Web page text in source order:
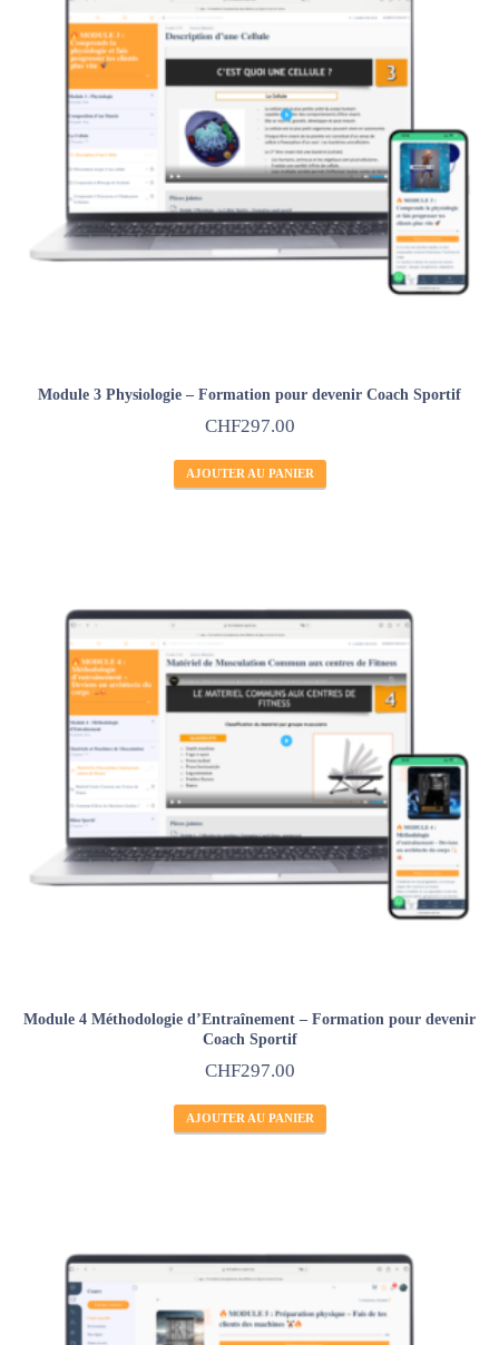
Module 3 Physiologie – Formation pour devenir Coach Sportif
CHF297.00
AJOUTER AU PANIER
Module 4 Méthodologie d’Entraînement – Formation pour devenir
Coach Sportif
CHF297.00
AJOUTER AU PANIER